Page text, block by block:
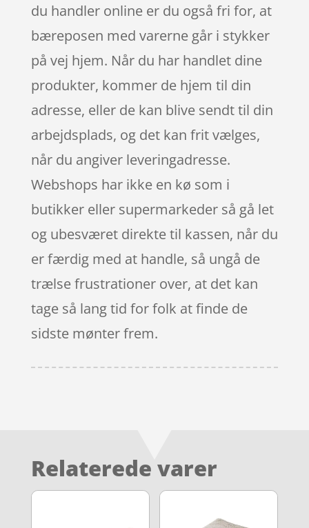
du handler online er du også fri for, at
bæreposen med varerne går i stykker
på vej hjem. Når du har handlet dine
produkter, kommer de hjem til din
adresse, eller de kan blive sendt til din
arbejdsplads, og det kan frit vælges,
når du angiver leveringadresse.
Webshops har ikke en kø som i
butikker eller supermarkeder så gå let
og ubesværet direkte til kassen, når du
er færdig med at handle, så ungå de
trælse frustrationer over, at det kan
tage så lang tid for folk at finde de
sidste mønter frem.
Relaterede varer